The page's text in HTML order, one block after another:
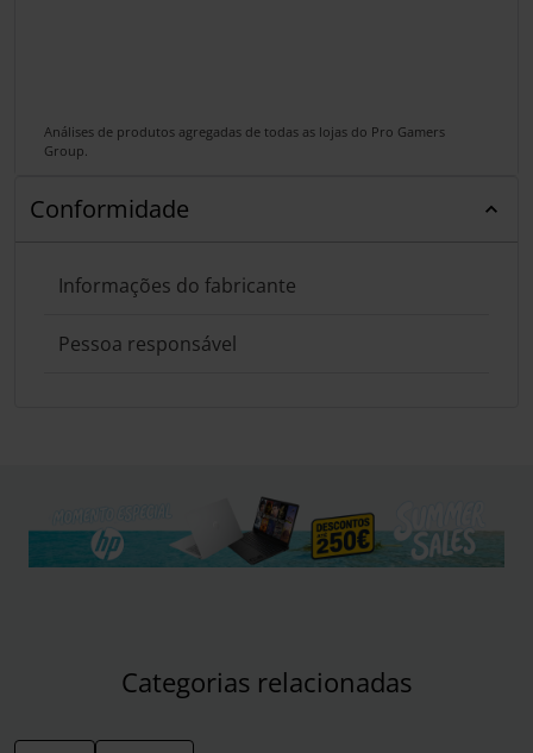
Análises de produtos agregadas de todas as lojas do Pro Gamers
Group.
Conformidade
Informações do fabricante
Pessoa responsável
Categorias relacionadas